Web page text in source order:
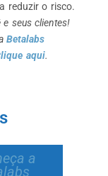
reduzir o risco.
seus clientes!
Betalabs
aqui.
a